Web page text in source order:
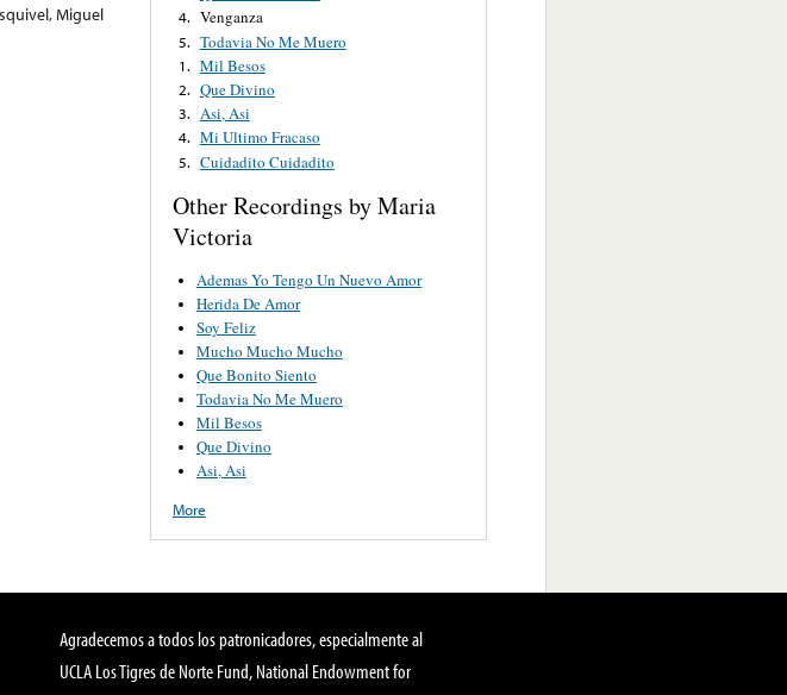
Miguel
4. Venganza
5. Todavia No Me Muero
1. Mil Besos
2. Que Divino
3. Asi, Asi
4. Mi Ultimo Fracaso
5. Cuidadito Cuidadito
Other Recordings by Maria
Victoria
Ademas Yo Tengo Un Nuevo Amor
Herida De Amor
Soy Feliz
Mucho Mucho Mucho
Que Bonito Siento
Todavia No Me Muero
Mil Besos
Que Divino
Asi, Asi
More
Agradecemos a todos los patronicadores, especialmente al
UCLA Los Tigres de Norte Fund, National Endowment for